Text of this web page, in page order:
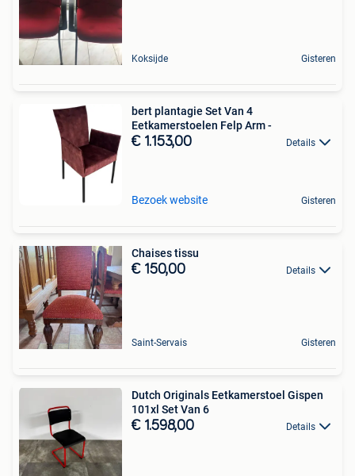
Koksijde Gisteren
bert plantagie Set Van 4
Eetkamerstoelen Felp Arm -
€ 1.153,00 Details
Bezoek website Gisteren
Chaises tissu
€ 150,00 Details
Saint-Servais Gisteren
Dutch Originals Eetkamerstoel Gispen
101xl Set Van 6
€ 1.598,00 Details